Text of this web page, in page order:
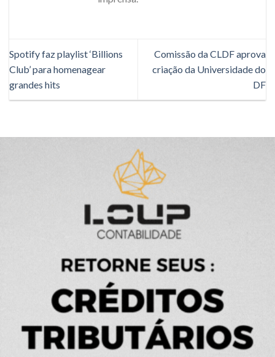
Spotify faz playlist ‘Billions
Club’ para homenagear
grandes hits
Comissão da CLDF aprova
criação da Universidade do
DF